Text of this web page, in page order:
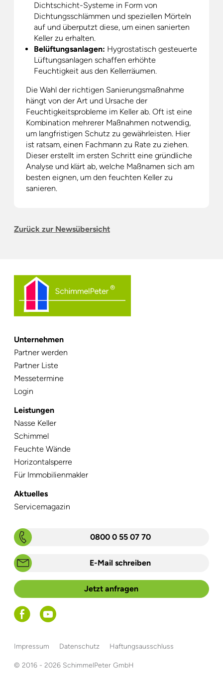
Dichtschicht-Systeme in Form von
Dichtungsschlämmen und speziellen Mörteln
auf und überputzt diese, um einen sanierten
Keller zu erhalten.
Belüftungsanlagen: Hygrostatisch gesteuerte
Lüftungsanlagen schaffen erhöhte
Feuchtigkeit aus den Kellerräumen.
Die Wahl der richtigen Sanierungsmaßnahme
hängt von der Art und Ursache der
Feuchtigkeitsprobleme im Keller ab. Oft ist eine
Kombination mehrerer Maßnahmen notwendig,
um langfristigen Schutz zu gewährleisten. Hier
ist ratsam, einen Fachmann zu Rate zu ziehen.
Dieser erstellt im ersten Schritt eine gründliche
Analyse und klärt ab, welche Maßnamen sich am
besten eignen, um den feuchten Keller zu
sanieren.
Zurück zur Newsübersicht
Unternehmen
Navigation
überspringen
Partner werden
Partner Liste
Messetermine
Login
Leistungen
Navigation
überspringen
Nasse Keller
Schimmel
Feuchte Wände
Horizontalsperre
Für Immobilienmakler
Aktuelles
Navigation
Servicemagazin
0800 0 55 07 70
E-Mail schreiben
Jetzt anfragen
© 2016 - 2026 SchimmelPeter GmbH
Navigation
Impressum Datenschutz Haftungsausschluss